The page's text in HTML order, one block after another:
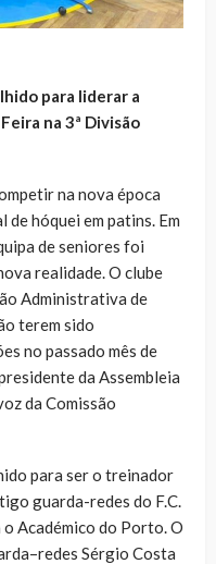
para liderar a
na 3ª Divisão
na nova época
hóquei em patins. Em
de seniores foi
realidade. O clube
Administrativa de
terem sido
no passado mês de
da Assembleia
da Comissão
para ser o treinador
guarda-redes do F.C.
Académico do Porto. O
Sérgio Costa